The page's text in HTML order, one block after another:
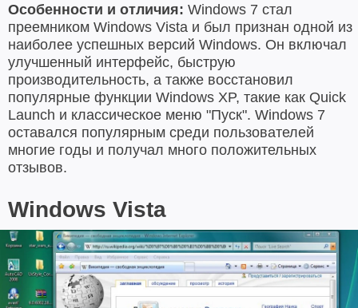
Особенности и отличия: Windows 7 стал
преемником Windows Vista и был признан одной из
наиболее успешных версий Windows. Он включал
улучшенный интерфейс, быструю
производительность, а также восстановил
популярные функции Windows XP, такие как Quick
Launch и классическое меню "Пуск". Windows 7
оставался популярным среди пользователей
многие годы и получал много положительных
отзывов.
Windows Vista